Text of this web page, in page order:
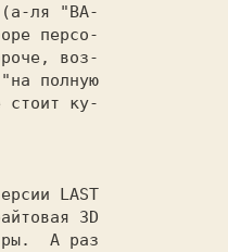
(а-ля "ВА-
персо-
воз-
"на полную
стоит ку-
LAST
3D
А раз